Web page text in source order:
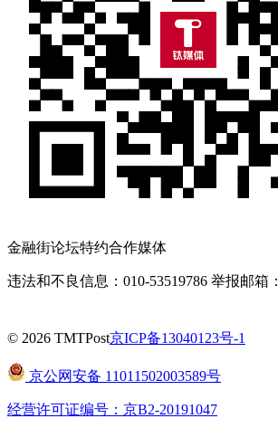
金融街论坛特约合作媒体
违法和不良信息：010-53519786 举报邮箱：
© 2026 TMTPost京ICP备13040123号-1
京公网安备 11011502003589号
经营许可证编号：京B2-20191047